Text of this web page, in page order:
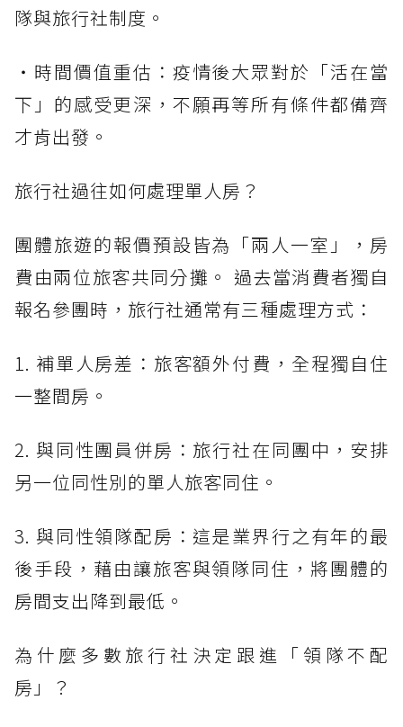
隊與旅行社制度。
・時間價值重估：疫情後大眾對於「活在當
下」的感受更深，不願再等所有條件都備齊
才肯出發。
旅行社過往如何處理單人房？
團體旅遊的報價預設皆為「兩人一室」，房
費由兩位旅客共同分攤。 過去當消費者獨自
報名參團時，旅行社通常有三種處理方式：
1. 補單人房差：旅客額外付費，全程獨自住
一整間房。
2. 與同性團員併房：旅行社在同團中，安排
另一位同性別的單人旅客同住。
3. 與同性領隊配房：這是業界行之有年的最
後手段，藉由讓旅客與領隊同住，將團體的
房間支出降到最低。
為什麼多數旅行社決定跟進「領隊不配
房」？